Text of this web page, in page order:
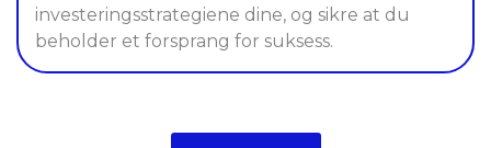
investeringsstrategiene dine, og sikre at du
beholder et forsprang for suksess.